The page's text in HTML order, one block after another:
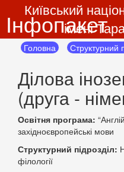
Інфопакет
Київський
імені
Головна
Структурний
Ділова
(друга -
Освітня програма:
західноєвропейські мови
Структурний підрозділ:
філології